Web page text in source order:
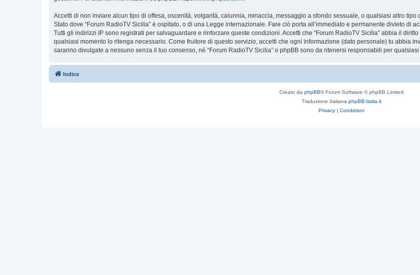
Accetti di non inviare alcun tipo di offesa, oscenità, volgarità, calunnia, minaccia, messaggio a sfondo sessuale, o qualsiasi altro
Stato dove “Forum RadioTV Sicilia” è ospitato, o di una Legge internazionale. Fare ciò porta all’immediato e permanente divieto di
Tutti gli indirizzi IP sono registrati per salvaguardare e rinforzare queste condizioni. Accetti che “Forum RadioTV Sicilia” abbia il
qualsiasi momento lo ritenga necessario. Come fruitore di questo servizio, accetti che ogni informazione (dato personale) tu abbia
saranno divulgate a nessuno senza il tuo consenso, né “Forum RadioTV Sicilia” o phpBB sono da ritenersi responsabili per
Indice
Creato da phpBB® Forum Software © phpBB Limited
Traduzione Italiana phpBB-Italia.it
Privacy | Condizioni